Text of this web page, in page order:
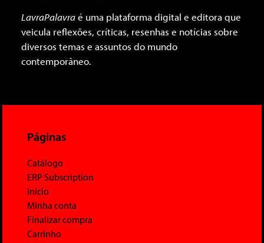
LavraPalavraé uma plataforma digital e editora que
veicula reflexões, críticas, resenhas e notícias sobre
diversos temas e assuntos do mundo
contemporâneo.
Páginas
Catálogo
ERP Subscription
Início
Minha conta
Finalizar compra
Carrinho